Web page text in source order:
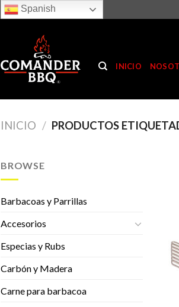
Spanish
INICIO
INICIO / PRODUCTOS
BROWSE
Barbacoas y Parrillas
Accesorios
Especias y Rubs
Carbón y Madera
Carne para barbacoa